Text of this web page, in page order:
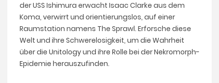
der USS Ishimura erwacht Isaac Clarke aus dem
Koma, verwirrt und orientierungslos, auf einer
Raumstation namens The Sprawl. Erforsche diese
Welt und ihre Schwerelosigkeit, um die Wahrheit
über die Unitology und ihre Rolle bei der Nekromorph-
Epidemie herauszufinden.